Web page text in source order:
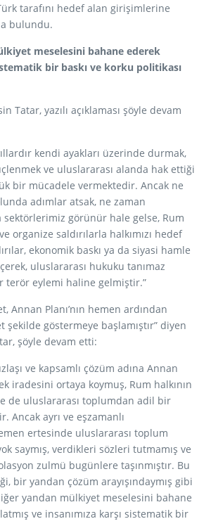
tarafını hedef alan girişimlerine
bulundu.
meselesini bahane ederek
bir baskı ve korku politikası
Tatar, yazılı açıklaması şöyle devam
kendi ayakları üzerinde durmak,
ve uluslararası alanda hak ettiği
bir mücadele vermektedir. Ancak ne
adımlar atsak, ne zaman
sektörlerimiz görünür hale gelse, Rum
organize saldırılarla halkımızı hedef
ekonomik baskı ya da siyasi hamle
uluslararası hukuku tanımaz
terör eylemi haline gelmiştir.”
Annan Planı’nın hemen ardından
göstermeye başlamıştır” diyen
şöyle devam etti:
ve kapsamlı çözüm adına Annan
iradesini ortaya koymuş, Rum halkının
de uluslararası toplumdan adil bir
Ancak ayrı ve eşzamanlı
ertesinde uluslararası toplum
saymış, verdikleri sözleri tutmamış ve
zulmü bugünlere taşınmıştır. Bu
bir yandan çözüm arayışındaymış gibi
yandan mülkiyet meselesini bahane
ve insanımıza karşı sistematik bir